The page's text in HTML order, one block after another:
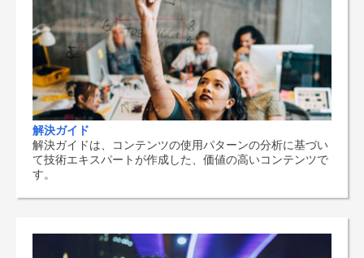
解決ガイド
解決ガイドは、コンテンツの使用パターンの分析に基づい
て技術エキスパートが作成した、価値の高いコンテンツで
す。